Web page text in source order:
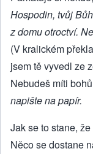
Hospodin, tvůj
z domu otroctví.
(V kralickém
jsem tě vyvedl ze
Nebudeš míti
napište na papír.
Jak se to stane,
Něco se dostane